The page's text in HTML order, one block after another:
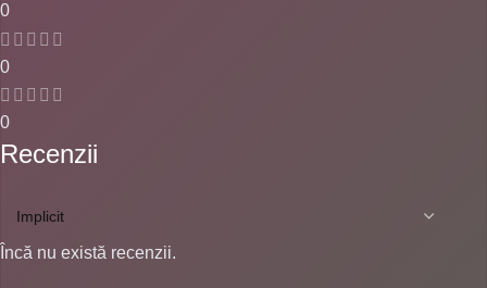
0
0
0
Recenzii
Încă nu există recenzii.